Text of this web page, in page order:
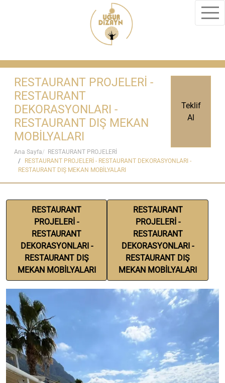
RESTAURANT PROJELERİ -
RESTAURANT
DEKORASYONLARI -
RESTAURANT DIŞ MEKAN
MOBİLYALARI
Teklif
Al
Ana Sayfa
RESTAURANT PROJELERİ
RESTAURANT PROJELERİ - RESTAURANT DEKORASYONLARI -
RESTAURANT DIŞ MEKAN MOBİLYALARI
RESTAURANT
PROJELERİ -
RESTAURANT
DEKORASYONLARI -
RESTAURANT DIŞ
MEKAN MOBİLYALARI
RESTAURANT
PROJELERİ -
RESTAURANT
DEKORASYONLARI -
RESTAURANT DIŞ
MEKAN MOBİLYALARI